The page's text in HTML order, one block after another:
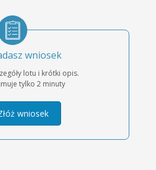
wniosek
lotu i krótki opis.
tylko 2 minuty
wniosek